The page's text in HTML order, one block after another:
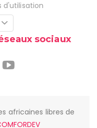
d'utilisation
sociaux
africaines libres de